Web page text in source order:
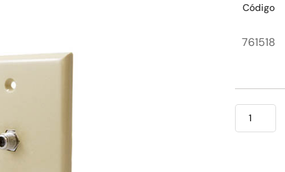
Código
761518